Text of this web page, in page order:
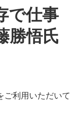
で仕事
勝悟氏
ご利用いただいて